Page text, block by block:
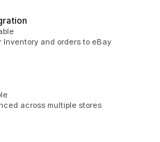
and orders to eBay
across multiple stores